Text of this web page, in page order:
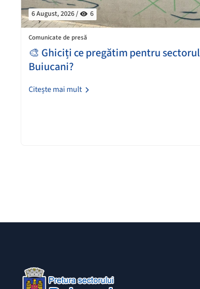
6 August, 2026 / 6
Comunicate de presă
🎨 Ghiciți ce pregătim pentru sectorul
Buiucani?
Citește mai mult